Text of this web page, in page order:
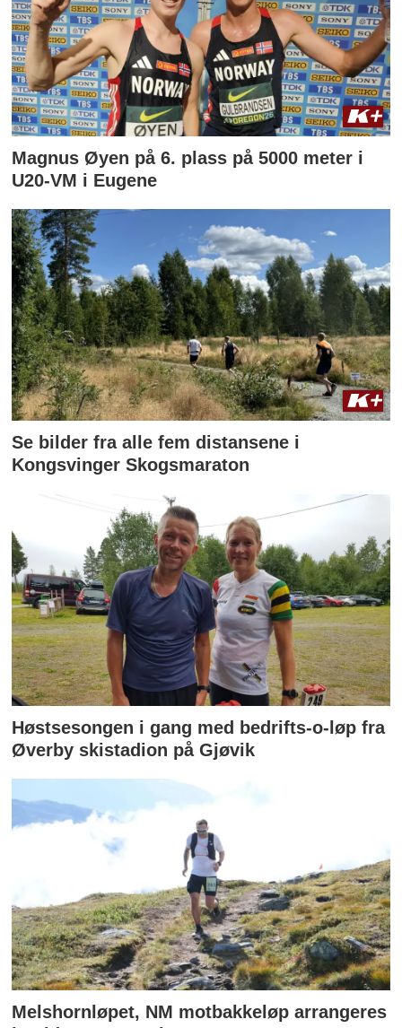
Magnus Øyen på 6. plass på 5000 meter i
U20-VM i Eugene
Se bilder fra alle fem distansene i
Kongsvinger Skogsmaraton
Høstsesongen i gang med bedrifts-o-løp fra
Øverby skistadion på Gjøvik
Melshornløpet, NM motbakkeløp arrangeres